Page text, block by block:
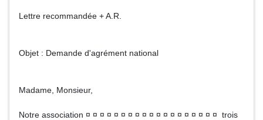
Lettre recommandée + A.R.
Objet : Demande d'agrément national
Madame, Monsieur,
Notre association ¤ ¤ ¤ ¤ ¤ ¤ ¤ ¤ ¤ ¤ ¤ ¤ ¤ ¤ ¤ ¤ ¤ ¤ ¤ trois